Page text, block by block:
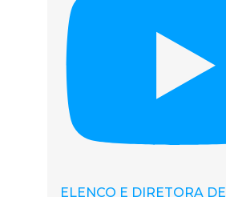
ELENCO E DIRETORA DE